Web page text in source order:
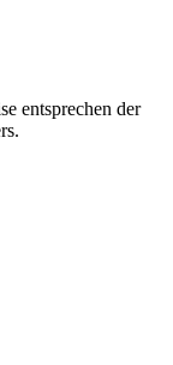
entsprechen der